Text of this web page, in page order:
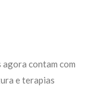
agora contam com
e terapias